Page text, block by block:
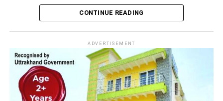
उत्तराखंड के सरकारी डेटा सेंटर पर फिर
साइबर विशेषज्ञों के अनुसार यह एक ऐसा मैलवेयर है जो सिस्टम में प्रवेश
करने के बाद अपना स्वरूप बदल लेता है। यही वजह है कि पारंपरिक
एंटीवायरस या सुरक्षा प्रणालियों के लिए इसे पहचानना आसान नहीं होता।
कई बार यह सिस्टम की सामान्य फाइल जैसा दिखाई देता है, लेकिन सक्रिय
होते ही यह संवेदनशील जानकारी तक पहुंचने या अन्य नुकसान पहुंचाने की
CONTINUE READING
ADVERTISEMENT